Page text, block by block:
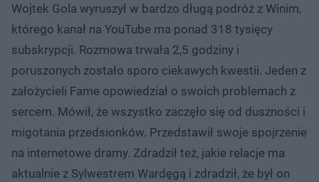
Wojtek Gola wyruszył w bardzo długą podróż z Winim,
którego kanał na YouTube ma ponad 318 tysięcy
subskrypcji. Rozmowa trwała 2,5 godziny i
poruszonych zostało sporo ciekawych kwestii. Jeden z
założycieli Fame opowiedział o swoich problemach z
sercem. Mówił, że wszystko zaczęło się od duszności i
migotania przedsionków. Przedstawił swoje spojrzenie
na internetowe dramy. Zdradził też, jakie relacje ma
aktualnie z Sylwestrem Wardęgą i zdradził, że był on